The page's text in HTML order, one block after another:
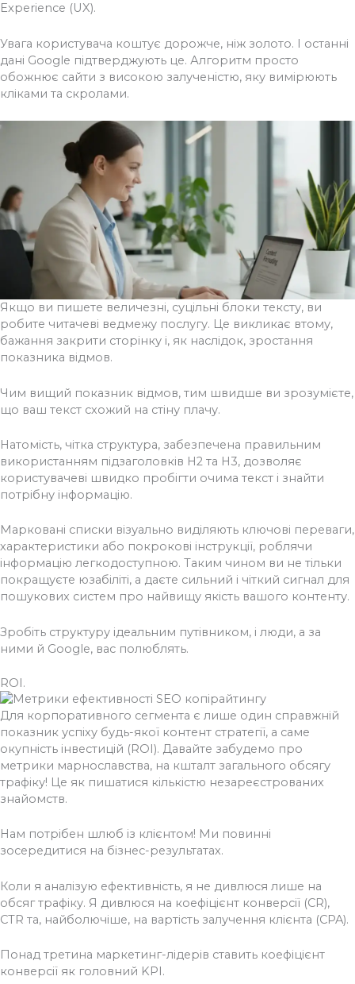
Experience (UX).
Увага користувача коштує дорожче, ніж золото. І останні
дані Google підтверджують це. Алгоритм просто
обожнює сайти з високою залученістю, яку вимірюють
кліками та скролами.
Якщо ви пишете величезні, суцільні блоки тексту, ви
робите читачеві ведмежу послугу. Це викликає втому,
бажання закрити сторінку і, як наслідок, зростання
показника відмов.
Чим вищий показник відмов, тим швидше ви зрозумієте,
що ваш текст схожий на стіну плачу.
Натомість, чітка структура, забезпечена правильним
використанням підзаголовків H2 та H3, дозволяє
користувачеві швидко пробігти очима текст і знайти
потрібну інформацію.
Марковані списки візуально виділяють ключові переваги,
характеристики або покрокові інструкції, роблячи
інформацію легкодоступною. Таким чином ви не тільки
покращуєте юзабіліті, а даєте сильний і чіткий сигнал для
пошукових систем про найвищу якість вашого контенту.
Зробіть структуру ідеальним путівником, і люди, а за
ними й Google, вас полюблять.
ROI.
Для корпоративного сегмента є лише один справжній
показник успіху будь-якої контент стратегії, а саме
окупність інвестицій (ROI). Давайте забудемо про
метрики марнославства, на кшталт загального обсягу
трафіку! Це як пишатися кількістю незареєстрованих
знайомств.
Нам потрібен шлюб із клієнтом! Ми повинні
зосередитися на бізнес-результатах.
Коли я аналізую ефективність, я не дивлюся лише на
обсяг трафіку. Я дивлюся на коефіцієнт конверсії (CR),
CTR та, найболючіше, на вартість залучення клієнта (CPA).
Понад третина маркетинг-лідерів ставить коефіцієнт
конверсії як головний KPI.